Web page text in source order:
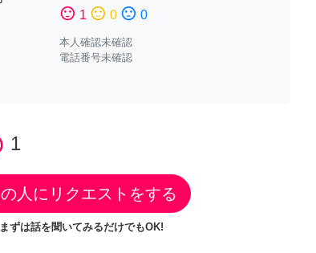
sentiment_satisfied 1 sentiment_neutral 0 sentiment_dissatisfied 0
本人確認未確認
電話番号未確認
1
人にリクエストをする
まずは話を聞いてみるだけでもOK!